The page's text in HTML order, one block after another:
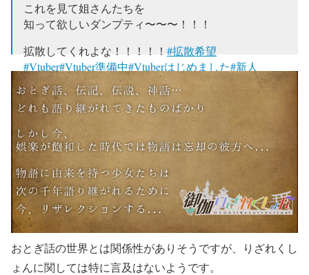
これを見て姐さんたちを
知って欲しいダンプティ〜〜〜！！！
拡散してくれよな！！！！！ #拡散希望
#Vtuber#Vtuber準備中#Vtuberはじめました#新人
Vtuberpic.twitter.com/ZSmGSB1yGv
— ハンプティーヌ🥚おとりざ＠古参募集中！
(@otrz12345) 2018年9月27日
おとぎ話の世界とは関係性がありそうですが、りざれくし
ょんに関しては特に言及はないようです。